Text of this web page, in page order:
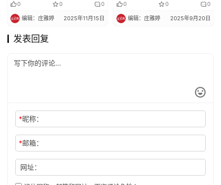
院童的暖心演讲
0 0 0
编辑：庄雅婷 2025年11月15日
0 0 0
编辑：庄雅婷 2025年9月20日
发表回复
*昵称：
*邮箱：
网址：